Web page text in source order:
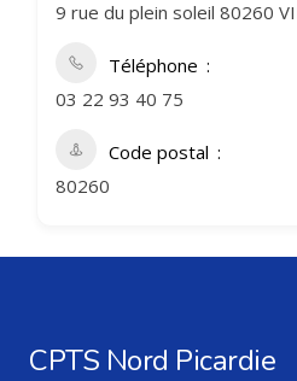
9 rue du plein soleil 80260
Téléphone
03 22 93 40 75
Code postal
80260
CPTS Nord Picardie